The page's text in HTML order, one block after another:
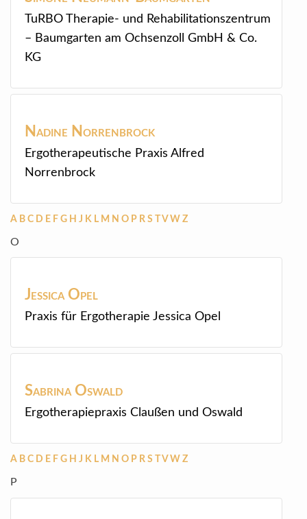
TuRBO Therapie- und Rehabilitationszentrum
– Baumgarten am Ochsenzoll GmbH & Co.
KG
Nadine Norrenbrock
Ergotherapeutische Praxis Alfred
Norrenbrock
A B C D E F G H J K L M N O P R S TV W Z
O
Jessica Opel
Praxis für Ergotherapie Jessica Opel
Sabrina Oswald
Ergotherapiepraxis Claußen und Oswald
A B C D E F G H J K L M N O P R S V W Z
P